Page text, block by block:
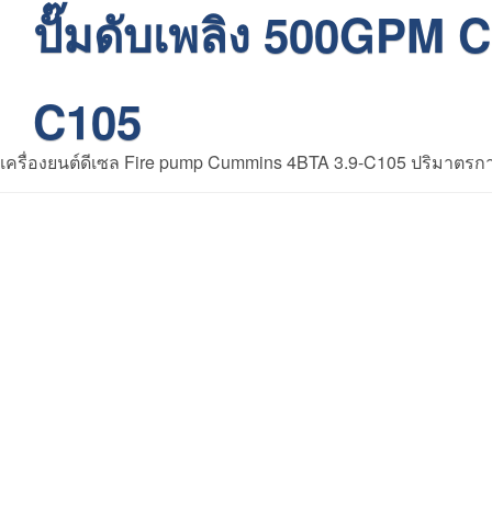
ปั๊มดับเพลิง 500GPM
C105
เครื่องยนต์ดีเซล Fire pump Cummins 4BTA 3.9-C105 ปริมาต